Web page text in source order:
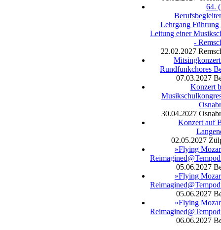
64.
Lehrgang Führung
Leitung einer
-
22.02.2027
Mitsingkonzert
Rundfunkchores
07.03.2027
Konzert
30.04.2027
Konzert auf
02.05.2027
»Flying
05.06.2027
»Flying
05.06.2027
»Flying
06.06.2027